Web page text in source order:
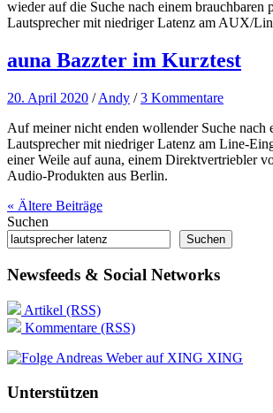
wieder auf die Suche nach einem brauchbaren
Lautsprecher mit niedriger Latenz am AUX/
auna Bazzter im Kurztest
20. April 2020 /Andy /3 Kommentare
Auf meiner nicht enden wollender Suche nach
Lautsprecher mit niedriger Latenz am Line-
einer Weile auf auna, einem Direktvertriebler
Audio-Produkten aus Berlin.
« Ältere Beiträge
Suchen
Suchen
Newsfeeds & Social Networks
Artikel (RSS)
Kommentare (RSS)
XING
Unterstützen